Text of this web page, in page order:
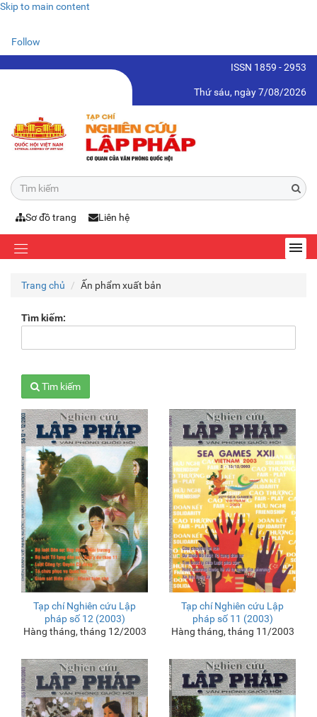
Skip to main content
Follow
ISSN 1859 - 2953
Thứ sáu, ngày 7/08/2026
Sơ đồ trang Liên hệ
Trang chủ Ấn phẩm xuất bản
Tìm kiếm:
Tìm kiếm
Tạp chí Nghiên cứu Lập
pháp số 12 (2003)
Hàng tháng, tháng 12/2003
Tạp chí Nghiên cứu Lập
pháp số 11 (2003)
Hàng tháng, tháng 11/2003